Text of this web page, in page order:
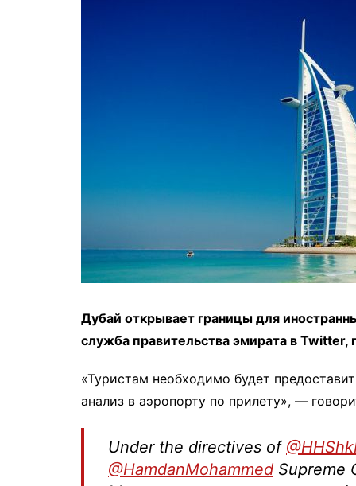
Дубай открывает границы для
служба правительства эмирата в Twitter,
«Туристам необходимо будет
анализ в аэропорту по прилету», —
Under the directives of
@HamdanMohammed Supreme